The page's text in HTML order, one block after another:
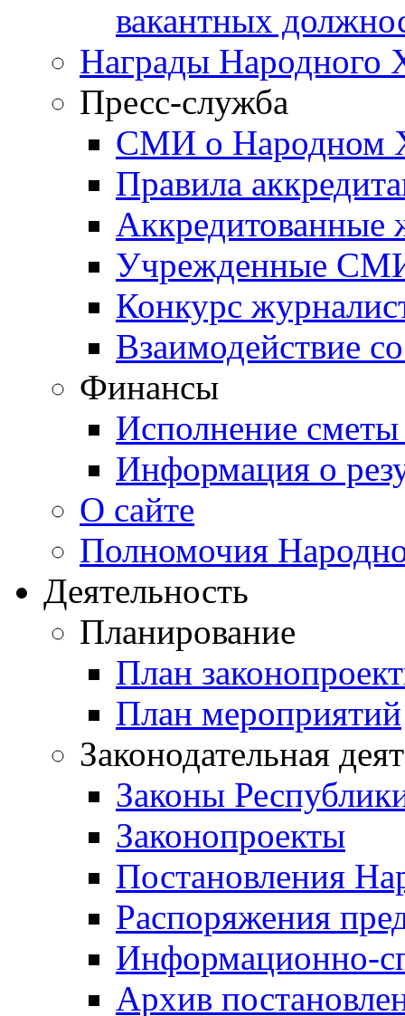
вакантных
Награды Народного
Пресс-служба
СМИ о Народном
Правила
Учрежденные
Конкурс
Взаимодействие
Финансы
Исполнение сметы
Информация о
О сайте
Полномочия
Деятельность
Планирование
План
План мероприятий
Законодательная
Законы
Законопроекты
Постановления
Распоряжения
Информационно-
Архив